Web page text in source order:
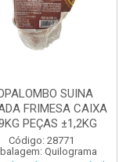
SUINA
FRIMESA CAIXA
PEÇAS ±1,2KG
Código: 28771
Quilograma